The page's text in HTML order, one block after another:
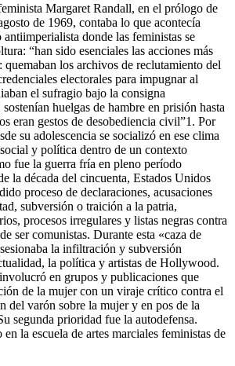
Margaret Randall, en el prólogo de
de 1969, contaba lo que acontecía
donde las feministas se
“han sido esenciales las acciones más
quemaban los archivos de reclutamiento del
electorales para impugnar al
el sufragio bajo la consigna
huelgas de hambre en prisión hasta
eran gestos de desobediencia civil”1. Por
su adolescencia se socializó en ese clima
y política dentro de un contexto
fue la guerra fría en pleno período
la década del cincuenta, Estados Unidos
proceso de declaraciones, acusaciones
subversión o traición a la patria,
procesos irregulares y listas negras contra
ser comunistas. Durante esta «caza de
la infiltración y subversión
la política y artistas de Hollywood.
en grupos y publicaciones que
de la mujer con un viraje crítico contra el
del varón sobre la mujer y en pos de la
segunda prioridad fue la autodefensa.
la escuela de artes marciales feministas de